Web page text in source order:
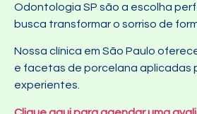
Odontologia SP são a escolha
busca transformar o sorriso de
Nossa clínica em São Paulo
e facetas de porcelana aplicadas
experientes.